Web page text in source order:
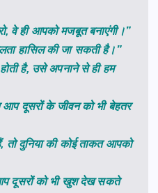
वे ही आपको मजबूत बनाएंगी।”
हासिल की जा सकती है।”
है, उसे अपनाने से ही हम
दूसरों के जीवन को भी बेहतर
दुनिया की कोई ताकत आपको
दूसरों को भी खुश देख सकते